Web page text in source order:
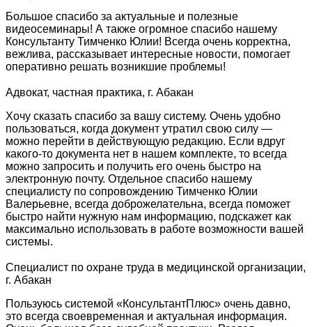
Большое спасибо за актуальные и полезные
видеосеминары! А также огромное спасибо нашему
Консультанту Тимченко Юлии! Всегда очень корректна,
вежлива, рассказывает интересные новости, помогает
оперативно решать возникшие проблемы!
Адвокат, частная практика, г. Абакан
Хочу сказать спасибо за вашу систему. Очень удобно
пользоваться, когда документ утратил свою силу —
можно перейти в действующую редакцию. Если вдруг
какого-то документа нет в нашем комплекте, то всегда
можно запросить и получить его очень быстро на
электронную почту. Отдельное спасибо нашему
специалисту по сопровождению Тимченко Юлии
Валерьевне, всегда доброжелательна, всегда поможет
быстро найти нужную нам информацию, подскажет как
максимально использовать в работе возможности вашей
системы.
Специалист по охране труда в медицинской организации,
г. Абакан
Пользуюсь системой «КонсультантПлюс» очень давно,
это всегда своевременная и актуальная информация.